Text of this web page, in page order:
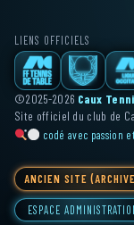
LIENS OFFICIELS
©2025-2026 Caux
Site officiel du club de
codé avec passion
ANCIEN SITE
ESPACE